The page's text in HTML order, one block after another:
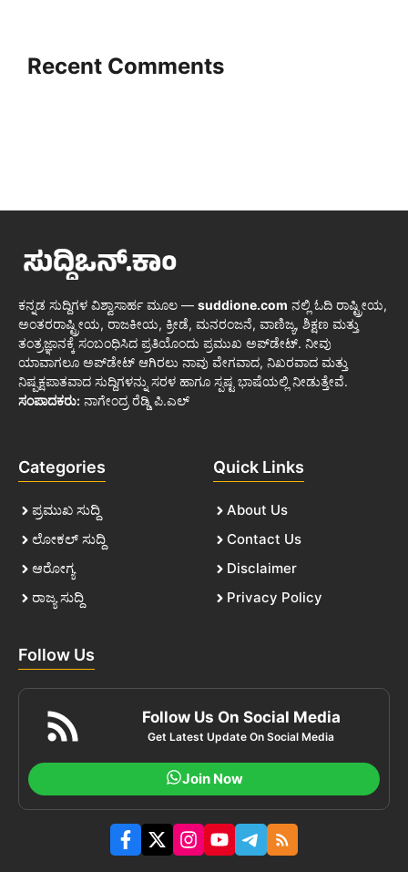
Recent Comments
ಕನ್ನಡ ಸುದ್ದಿಗಳ ವಿಶ್ವಾಸಾರ್ಹ ಮೂಲ — suddione.com ನಲ್ಲಿ ಓದಿ ರಾಷ್ಟ್ರೀಯ,
ಅಂತರರಾಷ್ಟ್ರೀಯ, ರಾಜಕೀಯ, ಕ್ರೀಡೆ, ಮನರಂಜನೆ, ವಾಣಿಜ್ಯ, ಶಿಕ್ಷಣ ಮತ್ತು
ತಂತ್ರಜ್ಞಾನಕ್ಕೆ ಸಂಬಂಧಿಸಿದ ಪ್ರತಿಯೊಂದು ಪ್ರಮುಖ ಅಪ್‌ಡೇಟ್. ನೀವು
ಯಾವಾಗಲೂ ಅಪ್‌ಡೇಟ್ ಆಗಿರಲು ನಾವು ವೇಗವಾದ, ನಿಖರವಾದ ಮತ್ತು
ನಿಷ್ಪಕ್ಷಪಾತವಾದ ಸುದ್ದಿಗಳನ್ನು ಸರಳ ಹಾಗೂ ಸ್ಪಷ್ಟ ಭಾಷೆಯಲ್ಲಿ ನೀಡುತ್ತೇವೆ.
ಸಂಪಾದಕರು: ನಾಗೇಂದ್ರ ರೆಡ್ಡಿ ಪಿ.ಎಲ್
Categories
ಪ್ರಮುಖ ಸುದ್ದಿ
ಲೋಕಲ್ ಸುದ್ದಿ
ಆರೋಗ್ಯ
ರಾಜ್ಯ ಸುದ್ದಿ
Quick Links
About Us
Contact Us
Disclaimer
Privacy Policy
Follow Us
Follow Us On Social Media
Get Latest Update On Social Media
Join Now